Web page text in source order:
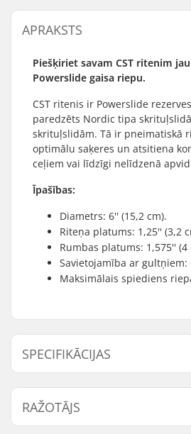
APRAKSTS
Piešķiriet savam CST ritenim
Powerslide gaisa riepu.
CST ritenis ir Powerslide
paredzēts Nordic tipa
skrituļslidām. Tā ir pneimatiskā
optimālu saķeres un atsitiena
ceļiem vai līdzīgi nelīdzenā
Īpašības:
Diametrs: 6'' (15,2 cm).
Riteņa platums: 1,25'' (3,2
Rumbas platums: 1,575'' (4
Savietojamība ar gultņiem:
Maksimālais spiediens
SPECIFIKĀCIJAS
Riteņa diametrs:
Riteņa platums:
Riteņa tips:
Air
RAŽOTĀJS